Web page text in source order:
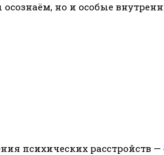
но и особые
психических расстройств